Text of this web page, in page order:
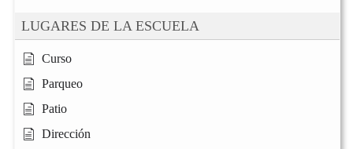
LUGARES DE LA ESCUELA
Curso
Parqueo
Patio
Dirección